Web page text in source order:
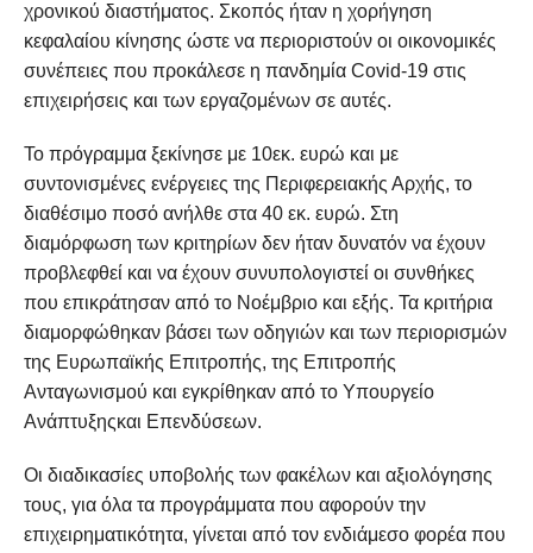
χρονικού διαστήματος. Σκοπός ήταν η χορήγηση
κεφαλαίου κίνησης ώστε να περιοριστούν οι οικονομικές
συνέπειες που προκάλεσε η πανδημία Covid-19 στις
επιχειρήσεις και των εργαζομένων σε αυτές.
Το πρόγραμμα ξεκίνησε με 10εκ. ευρώ και με
συντονισμένες ενέργειες της Περιφερειακής Αρχής, το
διαθέσιμο ποσό ανήλθε στα 40 εκ. ευρώ. Στη
διαμόρφωση των κριτηρίων δεν ήταν δυνατόν να έχουν
προβλεφθεί και να έχουν συνυπολογιστεί οι συνθήκες
που επικράτησαν από το Νοέμβριο και εξής. Τα κριτήρια
διαμορφώθηκαν βάσει των οδηγιών και των περιορισμών
της Ευρωπαϊκής Επιτροπής, της Επιτροπής
Ανταγωνισμού και εγκρίθηκαν από το Υπουργείο
Ανάπτυξηςκαι Επενδύσεων.
Οι διαδικασίες υποβολής των φακέλων και αξιολόγησης
τους, για όλα τα προγράμματα που αφορούν την
επιχειρηματικότητα, γίνεται από τον ενδιάμεσο φορέα που